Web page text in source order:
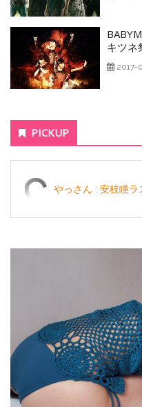
キツネ
2017-
PICKUP
やっさん : 安枝瞳